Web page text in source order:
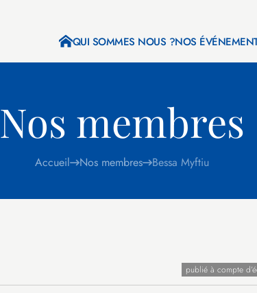
QUI SOMMES NOUS ?NOS
Nos membres
Accueil Nos membres Bessa Myftiu
publié à compte